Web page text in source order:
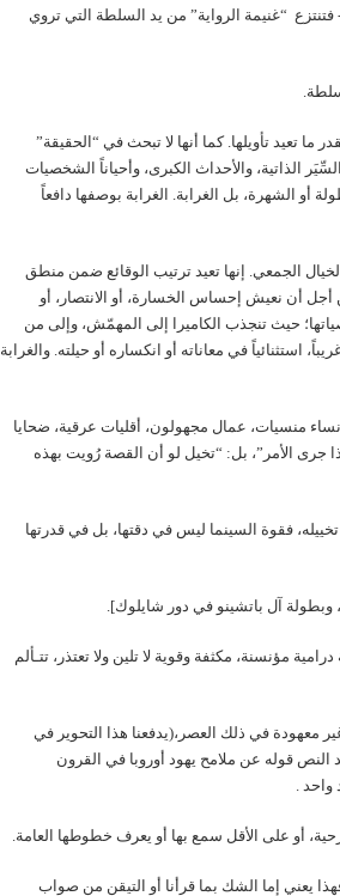
“غنيمة الرواية” من يد السلطة التي تروي
ما تعيد تأويلها. كما أنها لا تبحث في “الحقيقة”
الذاتية، والأحداث الكبرى، وأحياناً الشخصيات
أو الشهرة، بل الغرابة. الغرابة بوصفها دافعاً
الجمعي. إنها تعيد ترتيب الوقائع ضمن منطق
أن نعيش إحساس الخسارة، أو الانتصار، أو
حيث تنجذب الكاميرا إلى المهمّش، وإلى من
في معاناته أو انكساره أو حيلته. والغرابة
نساء منسيات، عمال مجهولون، أقليات عرقية، ضحايا
جرى الأمر”، بل: “تخيل لو أن القصة رُويت بهذه
فقوة السينما ليس في دقتها، بل في قدرتها
مؤنسنة، مكثفة وقوية لا تلين ولا تعتذر، تتـألم
معهودة في ذلك العصر،(يدفعنا هذا التحوير في
النص قوله عن ملامح يهود أوروبا في القرون
واحد .
أو على الأقل سمع بها أو يعرف خطوطها العامة.
يعني إما الشك بما قرأنا أو التيقن من صواب